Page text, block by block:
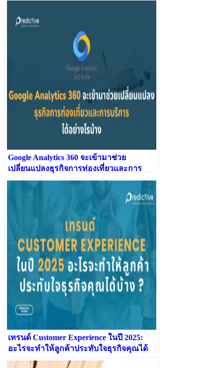
Google Analytics 360 จะเข้ามาช่วย
เปลี่ยนแปลงธุรกิจการท่องเที่ยวและการ
บริการได้อย่างไรบ้าง
เทรนด์ Customer Experience ในปี 2025:
อะไรจะทำให้ลูกค้าประทับใจธุรกิจคุณได้
บ้าง ?